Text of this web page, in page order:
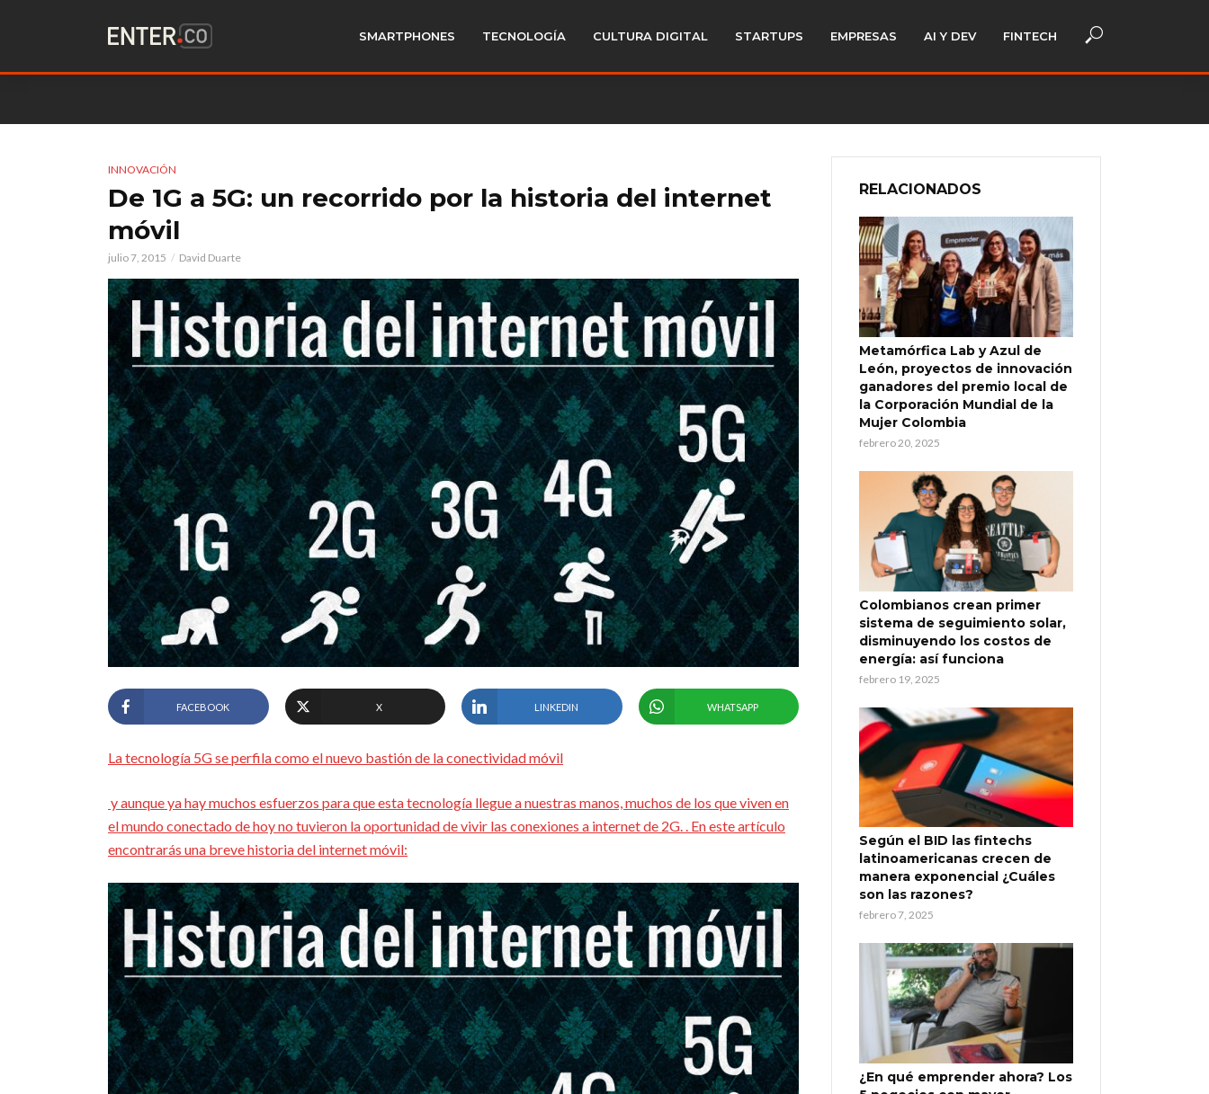
SMARTPHONES TECNOLOGÍA CULTURA DIGITAL STARTUPS EMPRESAS AI Y DEV FINTECH
INNOVACIÓN
De 1G a 5G: un recorrido por la historia del internet
móvil
julio 7, 2015 David Duarte
FACEBOOK X LINKEDIN WHATSAPP
La tecnología 5G se perfila como el nuevo bastión de la conectividad móvil
y aunque ya hay muchos esfuerzos para que esta tecnología llegue a nuestras manos, muchos de los que viven en
el mundo conectado de hoy no tuvieron la oportunidad de vivir las conexiones a internet de 2G. . En este artículo
encontrarás una breve historia del internet móvil:
RELACIONADOS
Metamórfica Lab y Azul de
León, proyectos de innovación
ganadores del premio local de
la Corporación Mundial de la
Mujer Colombia
febrero 20, 2025
Colombianos crean primer
sistema de seguimiento solar,
disminuyendo los costos de
energía: así funciona
febrero 19, 2025
Según el BID las fintechs
latinoamericanas crecen de
manera exponencial ¿Cuáles
son las razones?
febrero 7, 2025
¿En qué emprender ahora? Los